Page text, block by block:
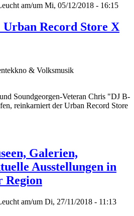
am/um Mi, 05/12/2018 - 16:15
Record Store X
& Volksmusik
Soundgeorgen-Veteran Chris "DJ B-
reinkarniert der Urban Record Store
Galerien,
Ausstellungen in
Region
am/um Di, 27/11/2018 - 11:13